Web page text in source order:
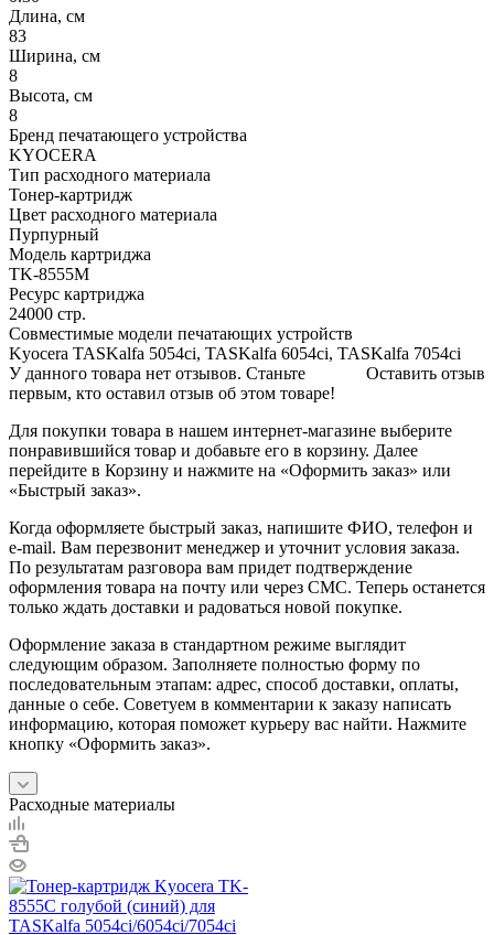
Длина, см
83
Ширина, см
8
Высота, см
8
Бренд печатающего устройства
KYOCERA
Тип расходного материала
Тонер-картридж
Цвет расходного материала
Пурпурный
Модель картриджа
TK-8555M
Ресурс картриджа
24000 стр.
Совместимые модели печатающих устройств
Kyocera TASKalfa 5054ci, TASKalfa 6054ci, TASKalfa 7054ci
Оставить отзыв
У данного товара нет отзывов. Станьте
первым, кто оставил отзыв об этом товаре!
Для покупки товара в нашем интернет-магазине выберите
понравившийся товар и добавьте его в корзину. Далее
перейдите в Корзину и нажмите на «Оформить заказ» или
«Быстрый заказ».
Когда оформляете быстрый заказ, напишите ФИО, телефон и
e-mail. Вам перезвонит менеджер и уточнит условия заказа.
По результатам разговора вам придет подтверждение
оформления товара на почту или через СМС. Теперь останется
только ждать доставки и радоваться новой покупке.
Оформление заказа в стандартном режиме выглядит
следующим образом. Заполняете полностью форму по
последовательным этапам: адрес, способ доставки, оплаты,
данные о себе. Советуем в комментарии к заказу написать
информацию, которая поможет курьеру вас найти. Нажмите
кнопку «Оформить заказ».
Расходные материалы